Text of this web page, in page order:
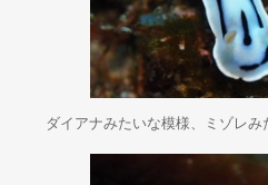
ダイアナみたいな模様、ミゾレみ